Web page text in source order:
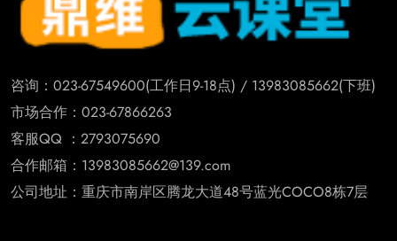
咨询：023-67549600(工作日9-18点) / 13983085662(下班)
市场合作：023-67866263
客服QQ ：2793075690
合作邮箱：13983085662@139.com
公司地址：重庆市南岸区腾龙大道48号蓝光COCO8栋7层